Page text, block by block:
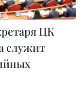
ЦК
служит